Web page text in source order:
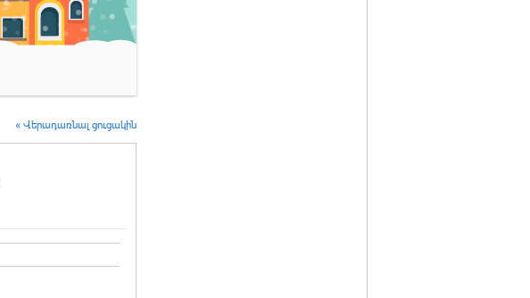
« Վերադառնալ ցուցակին